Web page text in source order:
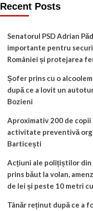
Recent Posts
Senatorul PSD Adrian
importante pentru
României și protejarea
Șofer prins cu o
după ce a lovit un
Bozieni
Aproximativ 200 de
activitate preventivă
Barticești
Acțiuni ale polițiștilor din
prins băut la volan,
de lei și peste 10 metri
Tânăr reținut după ce a